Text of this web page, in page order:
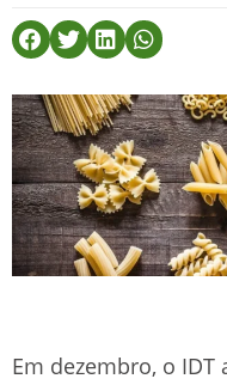
Em dezembro, o IDT